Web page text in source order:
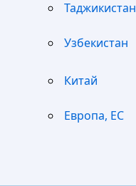
Таджикистан
Узбекистан
Китай
Европа, ЕС